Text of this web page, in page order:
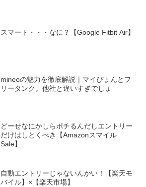
スマート・・・なに？【Google Fitbit Air】
mineoの魅力を徹底解説｜マイぴょんとフ
リータンク。他社と違いすぎでしょ
どーせなにかしらポチるんだしエントリー
だけはしとくべき【Amazonスマイル
Sale】
自動エントリーじゃないんかい！【楽天モ
バイル】×【楽天市場】